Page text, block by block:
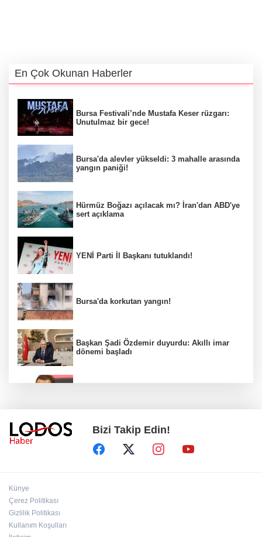
En Çok Okunan Haberler
Bursa Festivali’nde Mustafa Keser rüzgarı:
Unutulmaz bir gece!
Bursa'da alevler yükseldi: 3 mahalle arasında
yangın paniği!
Hürmüz Boğazı açılacak mı? İran'dan ABD'ye
sert açıklama
YENİ Parti İl Başkanı tutuklandı!
Bursa'da korkutan yangın!
Başkan Şadi Özdemir duyurdu: Akıllı imar
dönemi başladı
Bakan Gürlek duyurdu: İki çocuk cinayeti
aydınlatıldı!
Bizi Takip Edin!
Künye
Çerez Politikası
Gizlilik Politikası
Kullanım Koşulları